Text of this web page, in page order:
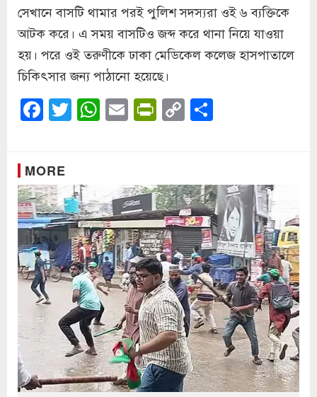
সেখানে বাসটি থামার পরই পুলিশ সদস্যরা ওই ৬ ব্যক্তিকে
আটক করে। এ সময় বাসটিও জব্দ করে থানা নিয়ে যাওয়া
হয়। পরে ওই তরুণীকে ঢাকা মেডিকেল কলেজ হাসপাতালে
চিকিৎসার জন্য পাঠানো হয়েছে।
Facebook
Twitter
WhatsApp
EmailPrintFriendly
Copy
Link
MORE